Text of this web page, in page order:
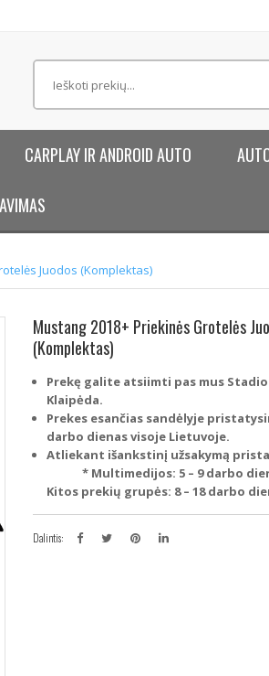
CARPLAY IR ANDROID AUTO
Juodos (Komplektas)
Mustang 2018+ Priekinės Grotelės
(Komplektas)
Prekę galite atsiimti pas mus
Klaipėda.
Prekes esančias sandėlyje
darbo dienas visoje Lietuvoje.
Atliekant išankstinį užsakymą
* Multimedijos: 5 – 9 darbo
Kitos prekių grupės: 8 – 18 darbo
Dalintis: